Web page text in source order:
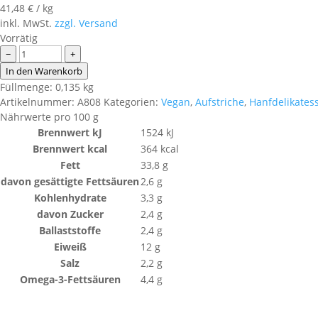
41,48 € / kg
inkl. MwSt. zzgl. Versand
Vorrätig
Hanfaufstrich
Gartenkräuter-
Champignon
BIO
Menge
−
+
In den Warenkorb
Füllmenge: 0,135 kg
Artikelnummer: A808 Kategorien: Vegan, Aufstriche,
Nährwerte pro 100 g
Brennwert kJ
1524 kJ
Brennwert kcal
364 kcal
Fett
33,8 g
davon gesättigte Fettsäuren2,6 g
Kohlenhydrate
3,3 g
davon Zucker 2,4 g
Ballaststoffe
2,4 g
Eiweiß
12 g
Salz
2,2 g
Omega-3-Fettsäuren
4,4 g